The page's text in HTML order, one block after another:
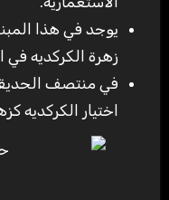
يوجد في هذا
زهرة الكركديه في
في منتصف
اختيار الكركديه